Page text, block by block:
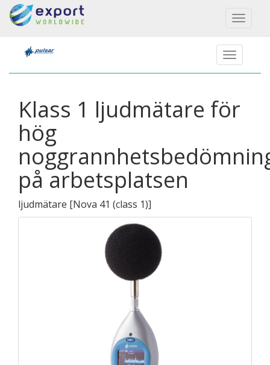
Toggle
Klass 1 ljudmätare för
hög
på arbetsplatsen
ljudmätare [Nova 41 (class 1)]